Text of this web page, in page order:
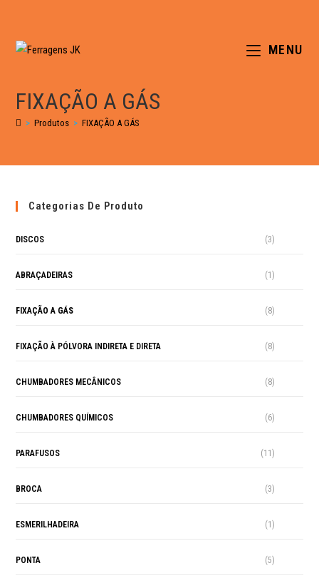
MENU
FIXAÇÃO A GÁS
> Produtos > FIXAÇÃO A GÁS
Categorias De Produto
DISCOS (3)
ABRAÇADEIRAS (1)
FIXAÇÃO A GÁS (8)
FIXAÇÃO À PÓLVORA INDIRETA E DIRETA (8)
CHUMBADORES MECÂNICOS (8)
CHUMBADORES QUÍMICOS (6)
PARAFUSOS (11)
BROCA (3)
ESMERILHADEIRA (1)
PONTA (5)